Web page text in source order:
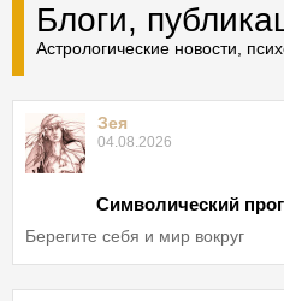
Блоги,
Астрологические новости,
Зея
04.08.2026
Символический
Берегите себя и мир вокруг